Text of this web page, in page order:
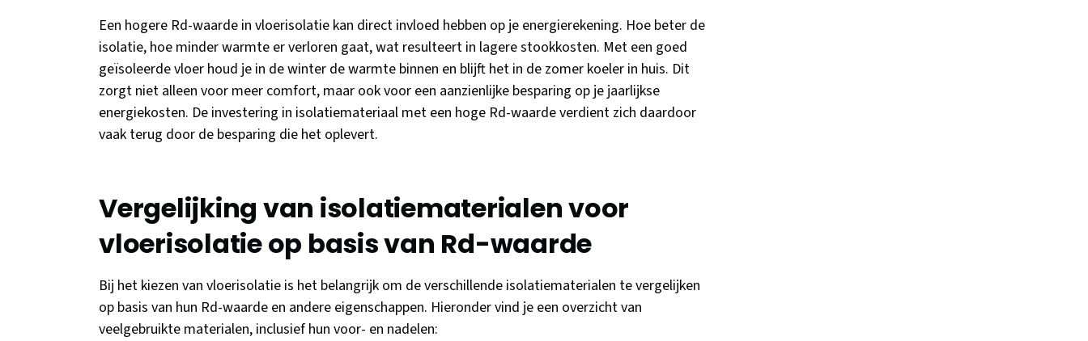
Een hogere Rd-waarde in vloerisolatie kan direct invloed hebben op je energierekening. Hoe beter de
isolatie, hoe minder warmte er verloren gaat, wat resulteert in lagere stookkosten. Met een goed
geïsoleerde vloer houd je in de winter de warmte binnen en blijft het in de zomer koeler in huis. Dit
zorgt niet alleen voor meer comfort, maar ook voor een aanzienlijke besparing op je jaarlijkse
energiekosten. De investering in isolatiemateriaal met een hoge Rd-waarde verdient zich daardoor
vaak terug door de besparing die het oplevert.
Vergelijking van isolatiematerialen voor
vloerisolatie op basis van Rd-waarde
Bij het kiezen van vloerisolatie is het belangrijk om de verschillende isolatiematerialen te vergelijken
op basis van hun Rd-waarde en andere eigenschappen. Hieronder vind je een overzicht van
veelgebruikte materialen, inclusief hun voor- en nadelen: